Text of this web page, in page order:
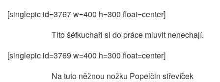
[singlepic id=3767 w=400 h=300 float=center]
Tito šéfkuchaři si do práce mluvit nenechají.
[singlepic id=3769 w=400 h=300 float=center]
Na tuto něžnou nožku Popelčin střevíček